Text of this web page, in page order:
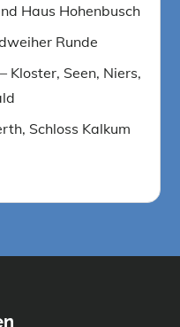
Haus Hohenbusch
Runde
Kloster, Seen, Niers,
Schloss Kalkum